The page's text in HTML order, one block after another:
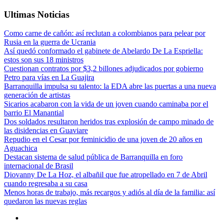
Ultimas Noticias
Como carne de cañón: así reclutan a colombianos para pelear por
Rusia en la guerra de Ucrania
Así quedó conformado el gabinete de Abelardo De La Espriella:
estos son sus 18 ministros
Cuestionan contratos por $3,2 billones adjudicados por gobierno
Petro para vías en La Guajira
Barranquilla impulsa su talento: la EDA abre las puertas a una nueva
generación de artistas
Sicarios acabaron con la vida de un joven cuando caminaba por el
barrio El Manantial
Dos soldados resultaron heridos tras explosión de campo minado de
las disidencias en Guaviare
Repudio en el Cesar por feminicidio de una joven de 20 años en
Aguachica
Destacan sistema de salud pública de Barranquilla en foro
internacional de Brasil
Diovanny De La Hoz, el albañil que fue atropellado en 7 de Abril
cuando regresaba a su casa
Menos horas de trabajo, más recargos y adiós al día de la familia: así
quedaron las nuevas reglas